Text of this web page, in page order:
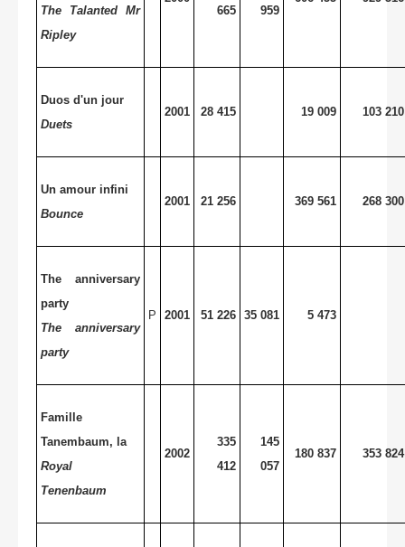
The Talanted Mr
Ripley
665
959
Duos d'un jour
Duets
2001 28 415 19 009 103 210
Un amour infini
Bounce
2001 21 256 369 561 268 300
The anniversary
party
The anniversary
party
P 2001 51 226 35 081 5 473
Famille
Tanembaum, la
Royal
Tenenbaum
2002
335
412
145
057
180 837 353 824